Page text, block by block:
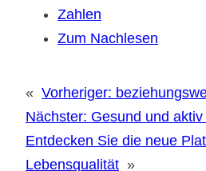
Zahlen
Zum Nachlesen
« Vorheriger:
Nächster: Gesund und
Entdecken Sie die neue
Lebensqualität »